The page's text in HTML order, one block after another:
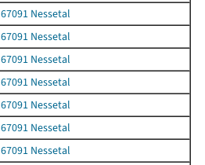
67091 Nessetal
67091 Nessetal
67091 Nessetal
67091 Nessetal
67091 Nessetal
67091 Nessetal
67091 Nessetal